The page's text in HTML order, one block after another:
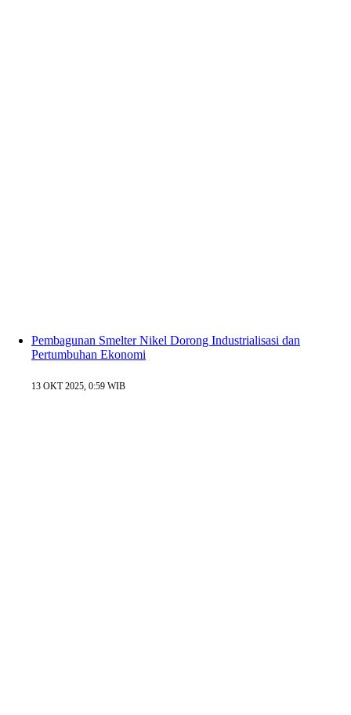
Pembagunan Smelter Nikel Dorong Industrialisasi dan
Pertumbuhan Ekonomi
13 OKT 2025, 0:59 WIB